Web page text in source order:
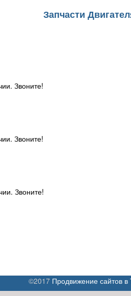
Запчасти
Звоните!
Звоните!
Звоните!
©2017 Продвижение сайтов